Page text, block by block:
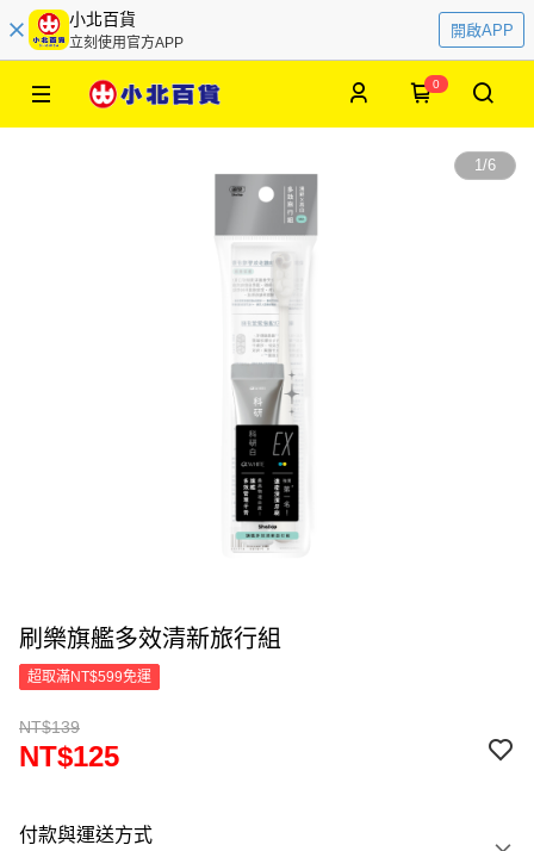
小北百貨
立刻使用官方APP
開啟APP
0
1/6
刷樂旗艦多效清新旅行組
超取滿NT$599免運
NT$139
NT$125
付款與運送方式